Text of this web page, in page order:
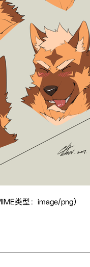
类型：image/png）